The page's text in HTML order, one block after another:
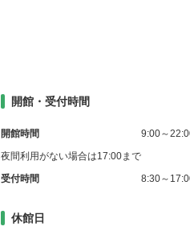
開館・受付時間
開館時間
9:00～
夜間利用がない場合は17:00まで
受付時間
8:30～
休館日